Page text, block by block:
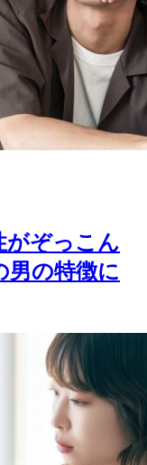
がぞっこん
男の特徴に